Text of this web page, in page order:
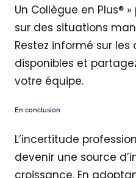
Un Collègue en Plus®
sur des situations
Restez informé sur
disponibles et
votre équipe.
En conclusion
L’incertitude
devenir une source
croissance. En